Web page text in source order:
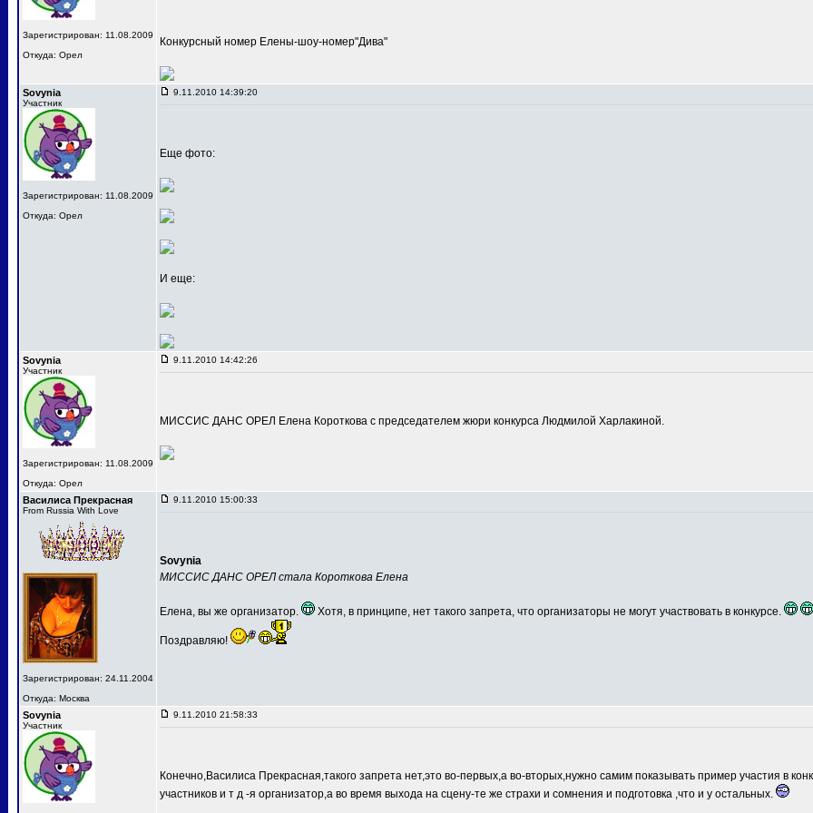
Зарегистрирован: 11.08.2009
Откуда: Орел
Конкурсный номер Елены-шоу-номер"Дива"
Sovynia
Участник
Зарегистрирован: 11.08.2009
Откуда: Орел
9.11.2010 14:39:20
Еще фото:
И еще:
Sovynia
Участник
Зарегистрирован: 11.08.2009
Откуда: Орел
9.11.2010 14:42:26
МИССИС ДАНС ОРЕЛ Елена Короткова с председателем жюри конкурса Людмилой Харлакиной.
Василиса Прекрасная
From Russia With Love
Зарегистрирован: 24.11.2004
Откуда: Москва
9.11.2010 15:00:33
Sovynia
МИССИС ДАНС ОРЕЛ стала Короткова Елена
Елена, вы же организатор. Хотя, в принципе, нет такого запрета, что организаторы не могут участвовать в конкурсе.
Поздравляю!
Sovynia
Участник
9.11.2010 21:58:33
Конечно,Василиса Прекрасная,такого запрета нет,это во-первых,а во-вторых,нужно самим показывать пример участия в
участников и т д -я организатор,а во время выхода на сцену-те же страхи и сомнения и подготовка ,что и у остальных.